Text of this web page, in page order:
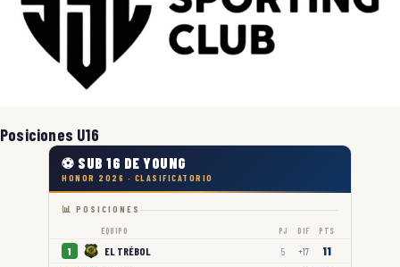
Posiciones U16
⚽ SUB 16 DE YOUNG
HONOR 2026 · CLASIFICATORIO
📊 POSICIONES
EQUIPO PJ DIF PTS
1 EL TRÉBOL 5 +17 11